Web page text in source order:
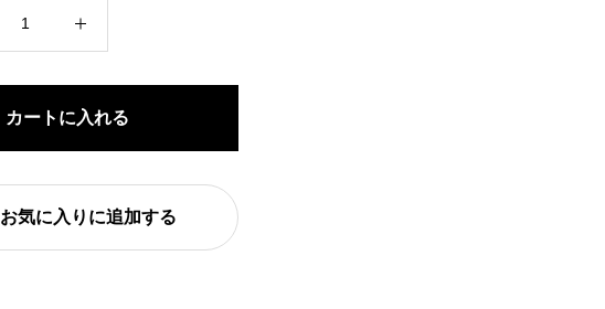
B
カートに入れる
お気に入りに追加する